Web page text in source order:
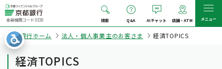
金融機関コード:0158 検索 Q&A AIチャット 店舗・ATM メニュー
京都銀行ホーム 法人・個人事業主のお客さま 経済TOPICS
経済TOPICS